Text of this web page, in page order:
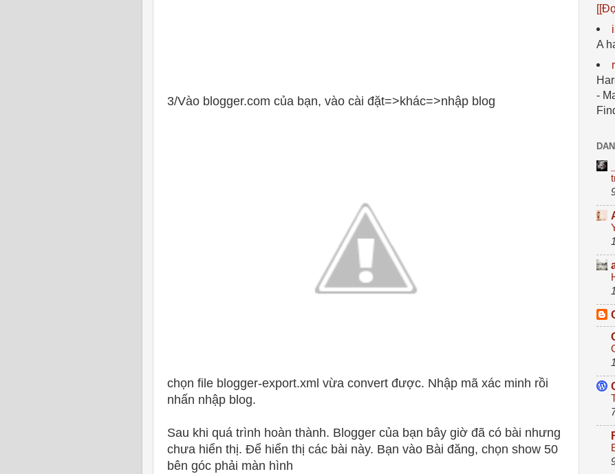
3/Vào blogger.com của bạn, vào cài đặt=>khác=>nhập blog
chọn file blogger-export.xml vừa convert được. Nhập mã xác minh rồi
nhấn nhập blog.
Sau khi quá trình hoàn thành. Blogger của bạn bây giờ đã có bài nhưng
chưa hiển thị. Để hiển thị các bài này. Bạn vào Bài đăng, chọn show 50
bên góc phải màn hình
A
-